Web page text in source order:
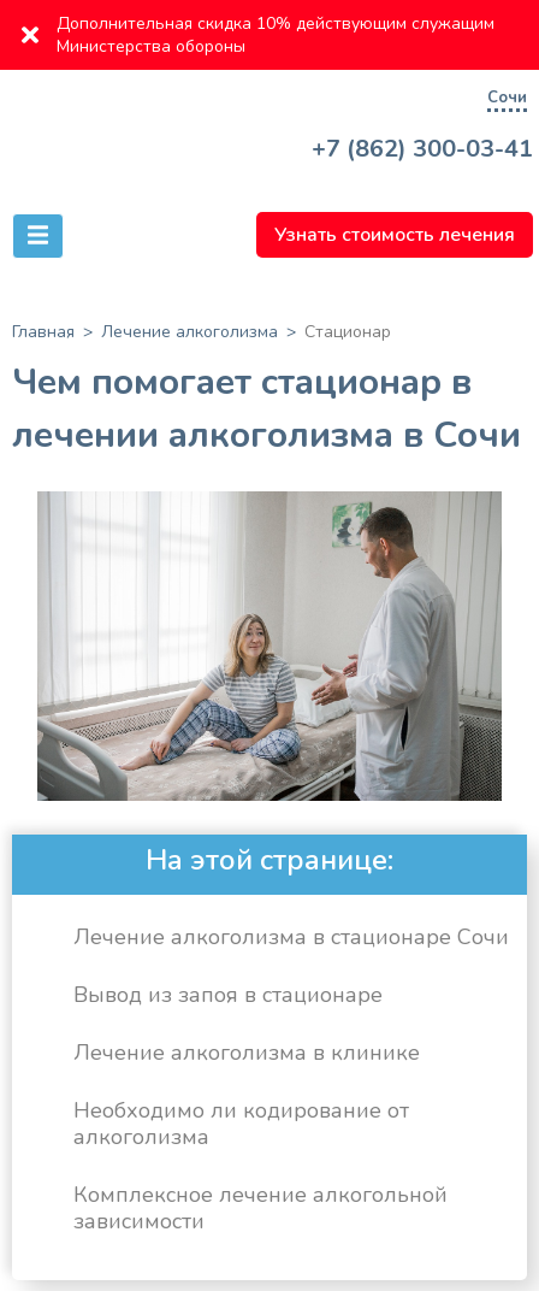
Дополнительная скидка 10% действующим служащим
Министерства обороны
Сочи
+7 (862) 300-03-41
Узнать стоимость лечения
Главная Лечение алкоголизма Стационар
Чем помогает стационар в
лечении алкоголизма в Сочи
На этой странице:
Лечение алкоголизма в стационаре Сочи
Вывод из запоя в стационаре
Лечение алкоголизма в клинике
Необходимо ли кодирование от
алкоголизма
Комплексное лечение алкогольной
зависимости